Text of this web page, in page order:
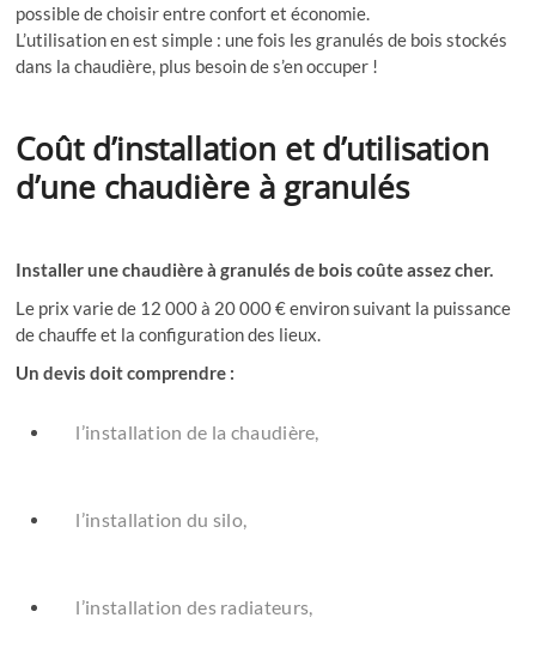
possible de choisir entre confort et économie.
L’utilisation en est simple : une fois les granulés de bois stockés
dans la chaudière, plus besoin de s’en occuper !
Coût d’installation et d’utilisation
d’une chaudière à granulés
Installer une chaudière à granulés de bois coûte assez cher.
Le prix varie de 12 000 à 20 000 € environ suivant la puissance
de chauffe et la configuration des lieux.
Un devis doit comprendre :
l’installation de la chaudière,
l’installation du silo,
l’installation des radiateurs,